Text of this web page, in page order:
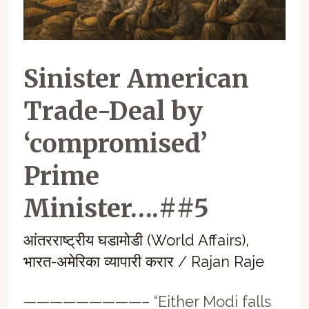
Sinister American
Trade-Deal by
‘compromised’
Prime
Minister….##5
आंतरराष्ट्रीय घडामोडी (World Affairs),
भारत-अमेरिका व्यापारी करार/ Rajan Raje
—————————– “Either Modi falls